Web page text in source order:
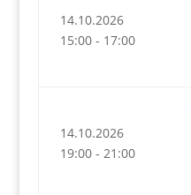
14.10.2026
15:00 - 17:00
14.10.2026
19:00 - 21:00